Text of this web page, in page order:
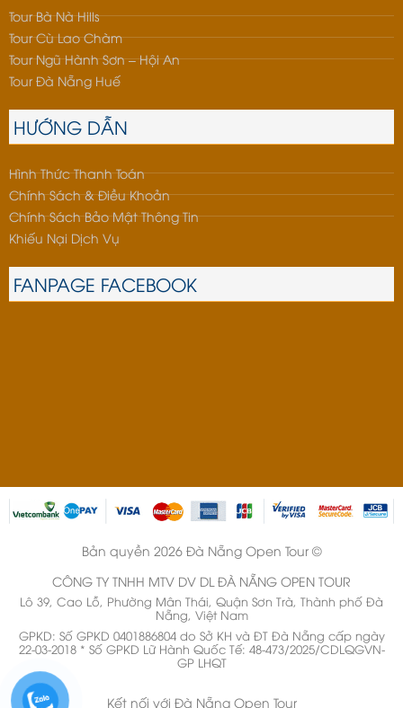
Tour Bà Nà Hills
Tour Cù Lao Chàm
Tour Ngũ Hành Sơn – Hội An
Tour Đà Nẵng Huế
HƯỚNG DẪN
Hình Thức Thanh Toán
Chính Sách & Điều Khoản
Chính Sách Bảo Mật Thông Tin
Khiếu Nại Dịch Vụ
FANPAGE FACEBOOK
Bản quyền 2026 Đà Nẵng Open Tour ©
CÔNG TY TNHH MTV DV DL ĐÀ NẴNG OPEN TOUR
Lô 39, Cao Lỗ, Phường Mân Thái, Quận Sơn Trà, Thành phố Đà
Nẵng, Việt Nam
GPKD: Số GPKD 0401886804 do Sở KH và ĐT Đà Nẵng cấp ngày
22-03-2018 * Số GPKD Lữ Hành Quốc Tế: 48-473/2025/CDLQGVN-
GP LHQT
Kết nối với Đà Nẵng Open Tour